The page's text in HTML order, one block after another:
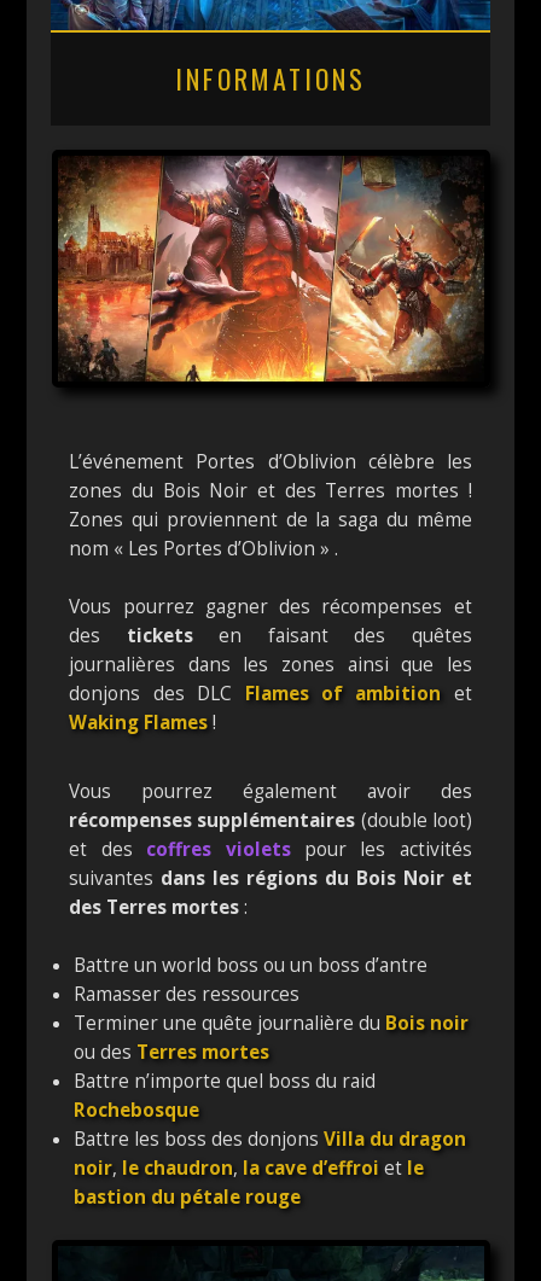
INFORMATIONS
L’événement Portes d’Oblivion célèbre les
zones du Bois Noir et des Terres mortes !
Zones qui proviennent de la saga du même
nom « Les Portes d’Oblivion » .
Vous pourrez gagner des récompenses et
des ticketsen faisant des quêtes
journalières dans les zones ainsi que les
donjons des DLC Flames of ambition et
Waking Flames!
Vous pourrez également avoir des
récompenses supplémentaires (double loot)
et des coffres violetspour les activités
suivantes dans les régions du Bois Noir et
des Terres mortes:
Battre un world boss ou un boss d’antre
Ramasser des ressources
Terminer une quête journalière du Bois noir
ou des Terres mortes
Battre n’importe quel boss du raid
Rochebosque
Battre les boss des donjonsVilla du dragon
noir, le chaudron, la cave d’effroi et le
bastion du pétale rouge